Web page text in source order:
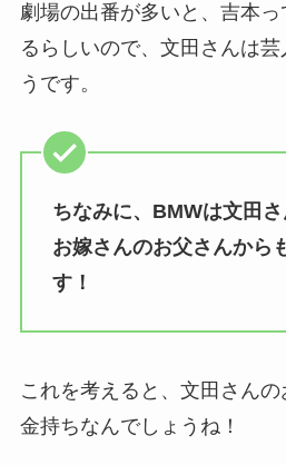
劇場の出番が多いと、吉本っ
るらしいので、文田さんは
うです。
ちなみに、BMWは文田
お嫁さんのお父さんから
す！
これを考えると、文田さん
金持ちなんでしょうね！